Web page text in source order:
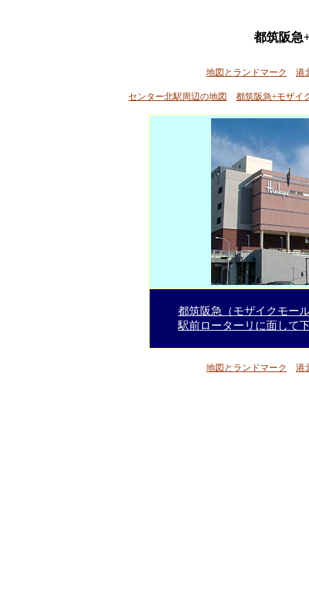
都筑阪急
地図とランドマーク 港
センター北駅周辺の地図 都筑阪急+モザイ
都筑阪急（モザイクモー
駅前ローターリに面して
地図とランドマーク 港